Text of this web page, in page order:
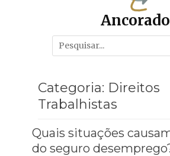
Pesquisar
por:
Categoria: Direitos
Trabalhistas
Quais situações
do seguro